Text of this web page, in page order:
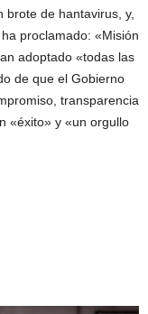
brote de hantavirus, y,
proclamado: «Misión
adoptado «todas las
de que el Gobierno
transparencia
«éxito» y «un orgullo